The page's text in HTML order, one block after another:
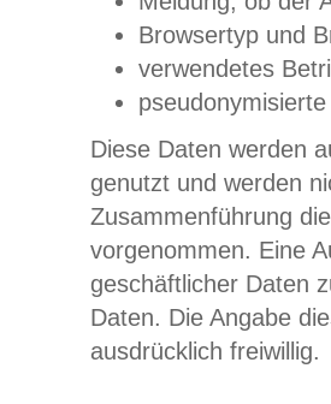
Browsertyp und
verwendetes
Diese Daten werden
genutzt und werden
Zusammenführung
vorgenommen. Eine
geschäftlicher Daten
Daten. Die Angabe
ausdrücklich freiwillig.